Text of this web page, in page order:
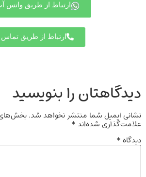
ارتباط از طریق واتس
ارتباط از طریق تماس
دیدگاهتان را بنویسید
نشانی ایمیل شما منتشر نخواهد شد.بخش‌های
علامت‌گذاری شده‌اند *
دیدگاه*